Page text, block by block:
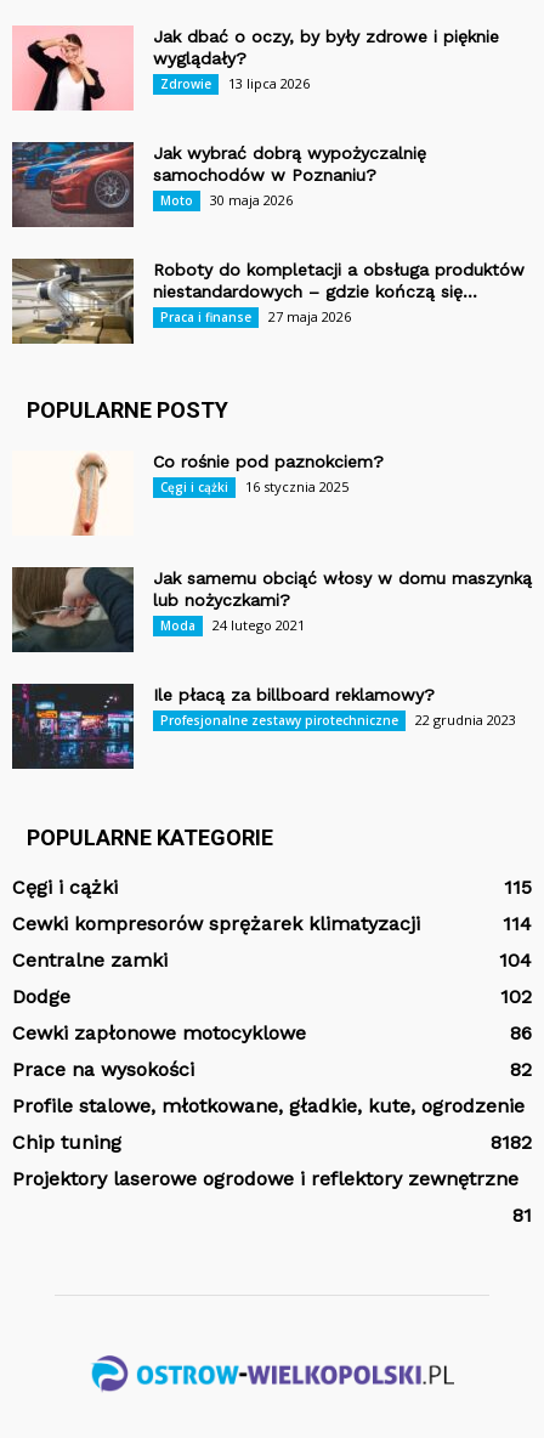
Jak dbać o oczy, by były zdrowe i pięknie
wyglądały?
Zdrowie 13 lipca 2026
Jak wybrać dobrą wypożyczalnię
samochodów w Poznaniu?
Moto 30 maja 2026
Roboty do kompletacji a obsługa produktów
niestandardowych – gdzie kończą się...
Praca i finanse 27 maja 2026
POPULARNE POSTY
Co rośnie pod paznokciem?
Cęgi i cążki 16 stycznia 2025
Jak samemu obciąć włosy w domu maszynką
lub nożyczkami?
Moda 24 lutego 2021
Ile płacą za billboard reklamowy?
Profesjonalne zestawy pirotechniczne 22 grudnia 2023
POPULARNE KATEGORIE
Cęgi i cążki
115
Cewki kompresorów sprężarek klimatyzacji
114
Centralne zamki
104
Dodge
102
Cewki zapłonowe motocyklowe
86
Prace na wysokości
82
Profile stalowe, młotkowane, gładkie, kute, ogrodzenie
82
Chip tuning
81
Projektory laserowe ogrodowe i reflektory zewnętrzne
81